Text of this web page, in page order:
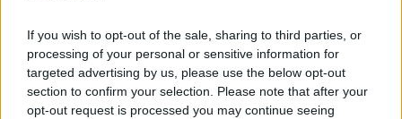
If you wish to opt-out of the sale, sharing to third parties, or
processing of your personal or sensitive information for
targeted advertising by us, please use the below opt-out
section to confirm your selection. Please note that after your
opt-out request is processed you may continue seeing
ΔΙΕΘΝΗ
18/07/2024 - 19:08
Γαλλία: «Μαύρος καπνός» από πρώτο
γύρο για την εκλογή του νέου προέδρου